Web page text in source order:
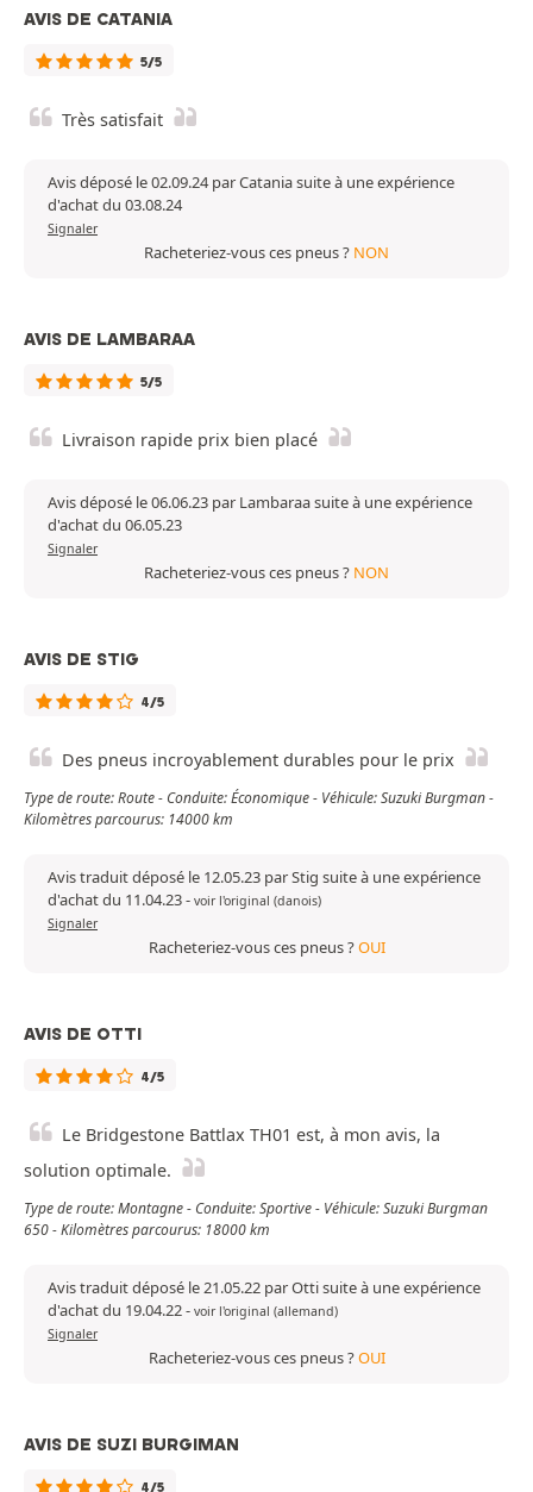
AVIS DE CATANIA
5/5
Très satisfait
Avis déposé le 02.09.24 par Catania suite à une expérience
d'achat du 03.08.24
Signaler
Racheteriez-vous ces pneus ? NON
AVIS DE LAMBARAA
5/5
Livraison rapide prix bien placé
Avis déposé le 06.06.23 par Lambaraa suite à une expérience
d'achat du 06.05.23
Signaler
Racheteriez-vous ces pneus ? NON
AVIS DE STIG
4/5
Des pneus incroyablement durables pour le prix
Type de route: Route - Conduite: Économique - Véhicule: Suzuki Burgman -
Kilomètres parcourus: 14000 km
Avis traduit déposé le 12.05.23 par Stig suite à une expérience
d'achat du 11.04.23- voir l'original (danois)
Signaler
Racheteriez-vous ces pneus ?OUI
AVIS DE OTTI
4/5
Le Bridgestone Battlax TH01 est, à mon avis, la
solution optimale.
Type de route: Montagne - Conduite: Sportive - Véhicule: Suzuki Burgman
650 - Kilomètres parcourus: 18000 km
Avis traduit déposé le 21.05.22 par Otti suite à une expérience
d'achat du 19.04.22- voir l'original (allemand)
Signaler
Racheteriez-vous ces pneus ?OUI
AVIS DE SUZI BURGIMAN
4/5